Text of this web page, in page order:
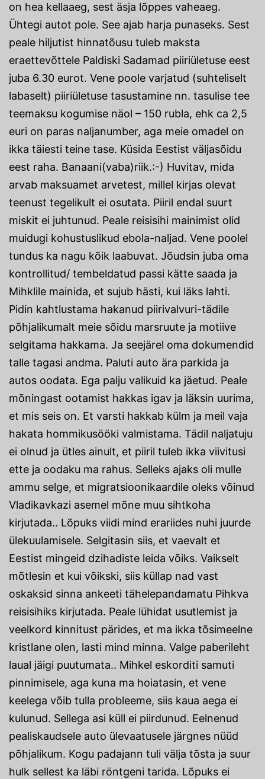
on hea kellaaeg, sest äsja lõppes vaheaeg.
Ühtegi autot pole. See ajab harja punaseks. Sest
peale hiljutist hinnatõusu tuleb maksta
eraettevõttele Paldiski Sadamad piiriületuse eest
juba 6.30 eurot. Vene poole varjatud (suhteliselt
labaselt) piiriületuse tasustamine nn. tasulise tee
teemaksu kogumise näol – 150 rubla, ehk ca 2,5
euri on paras naljanumber, aga meie omadel on
ikka täiesti teine tase. Küsida Eestist väljasõidu
eest raha. Banaani(vaba)riik.:-) Huvitav, mida
arvab maksuamet arvetest, millel kirjas olevat
teenust tegelikult ei osutata. Piiril endal suurt
miskit ei juhtunud. Peale reisisihi mainimist olid
muidugi kohustuslikud ebola-naljad. Vene poolel
tundus ka nagu kõik laabuvat. Jõudsin juba oma
kontrollitud/ tembeldatud passi kätte saada ja
Mihklile mainida, et sujub hästi, kui läks lahti.
Pidin kahtlustama hakanud piirivalvuri-tädile
põhjalikumalt meie sõidu marsruute ja motiive
selgitama hakkama. Ja seejärel oma dokumendid
talle tagasi andma. Paluti auto ära parkida ja
autos oodata. Ega palju valikuid ka jäetud. Peale
mõningast ootamist hakkas igav ja läksin uurima,
et mis seis on. Et varsti hakkab külm ja meil vaja
hakata hommikusööki valmistama. Tädil naljatuju
ei olnud ja ütles ainult, et piiril tuleb ikka viivitusi
ette ja oodaku ma rahus. Selleks ajaks oli mulle
ammu selge, et migratsioonikaardile oleks võinud
Vladikavkazi asemel mõne muu sihtkoha
kirjutada.. Lõpuks viidi mind erariides nuhi juurde
ülekuulamisele. Selgitasin siis, et vaevalt et
Eestist mingeid dzihadiste leida võiks. Vaikselt
mõtlesin et kui võikski, siis küllap nad vast
oskaksid sinna ankeeti tähelepandamatu Pihkva
reisisihiks kirjutada. Peale lühidat usutlemist ja
veelkord kinnitust pärides, et ma ikka tõsimeelne
kristlane olen, lasti mind minna. Valge paberileht
laual jäigi puutumata.. Mihkel eskorditi samuti
pinnimisele, aga kuna ma hoiatasin, et vene
keelega võib tulla probleeme, siis kaua aega ei
kulunud. Sellega asi küll ei piirdunud. Eelnenud
pealiskaudsele auto ülevaatusele järgnes nüüd
põhjalikum. Kogu padajann tuli välja tõsta ja suur
hulk sellest ka läbi röntgeni tarida. Lõpuks ei